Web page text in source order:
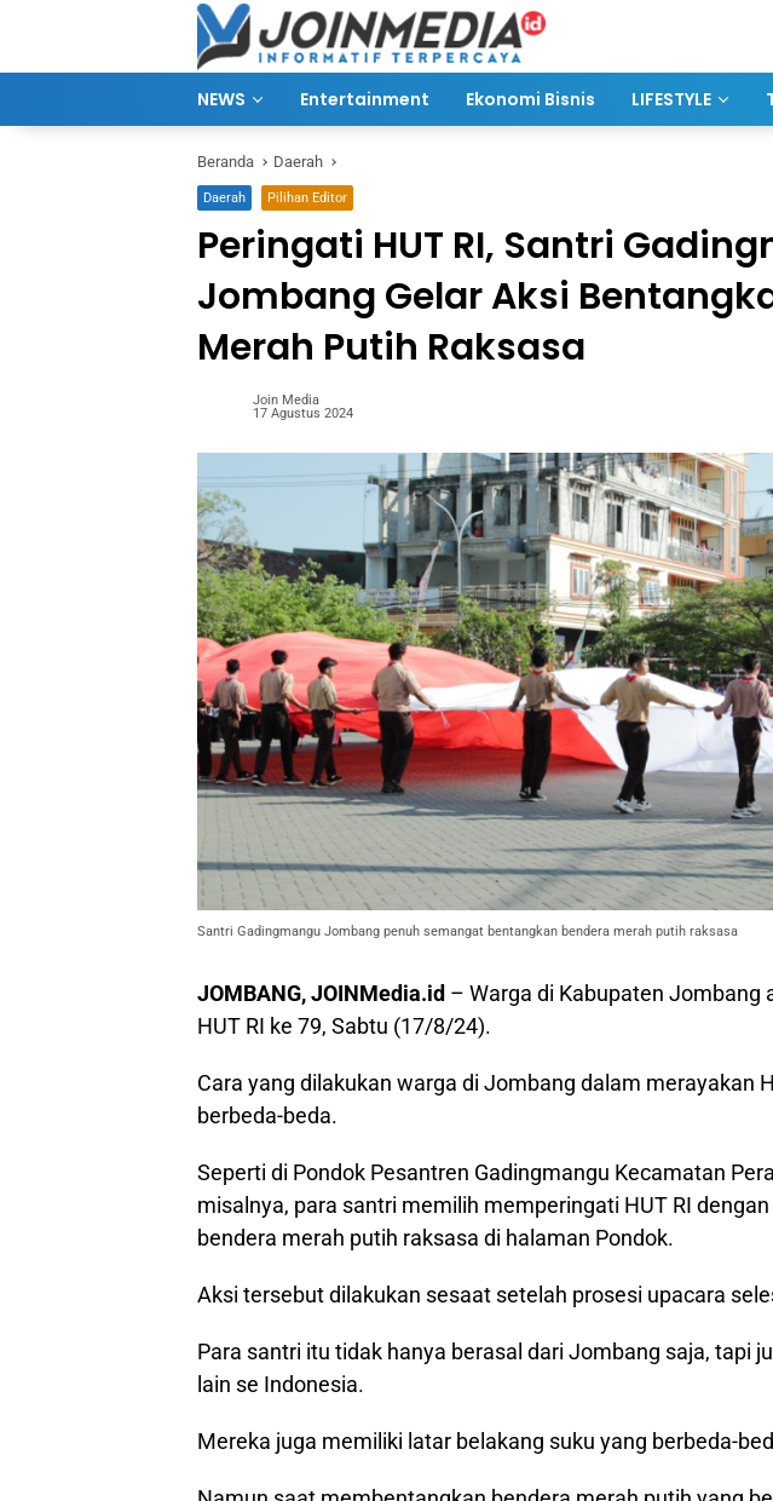
NEWS Entertainment Ekonomi Bisnis LIFESTYLE
Beranda Daerah
Daerah Pilihan Editor
Peringati HUT RI, Santri
Jombang Gelar Aksi
Merah Putih Raksasa
Join Media
17 Agustus 2024
Santri Gadingmangu Jombang penuh semangat bentangkan bendera merah putih raksasa
JOMBANG, JOINMedia.id – Warga di Kabupaten Jombang
HUT RI ke 79, Sabtu (17/8/24).
Cara yang dilakukan warga di Jombang dalam merayakan
berbeda-beda.
Seperti di Pondok Pesantren Gadingmangu Kecamatan
misalnya, para santri memilih memperingati HUT RI
bendera merah putih raksasa di halaman Pondok.
Aksi tersebut dilakukan sesaat setelah prosesi upacara
Para santri itu tidak hanya berasal dari Jombang saja, tapi
lain se Indonesia.
Mereka juga memiliki latar belakang suku yang berbeda-